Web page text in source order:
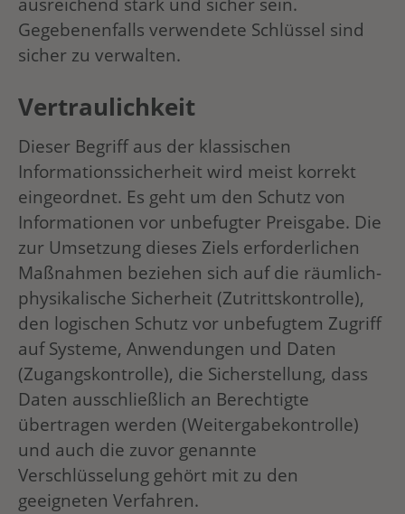
Gegebenenfalls verwendete Schlüssel sind
sicher zu verwalten.
Vertraulichkeit
Dieser Begriff aus der klassischen
Informationssicherheit wird meist korrekt
eingeordnet. Es geht um den Schutz von
Informationen vor unbefugter Preisgabe. Die
zur Umsetzung dieses Ziels erforderlichen
Maßnahmen beziehen sich auf die räumlich-
physikalische Sicherheit (Zutrittskontrolle),
den logischen Schutz vor unbefugtem Zugriff
auf Systeme, Anwendungen und Daten
(Zugangskontrolle), die Sicherstellung, dass
Daten ausschließlich an Berechtigte
übertragen werden (Weitergabekontrolle)
und auch die zuvor genannte
Verschlüsselung gehört mit zu den
geeigneten Verfahren.